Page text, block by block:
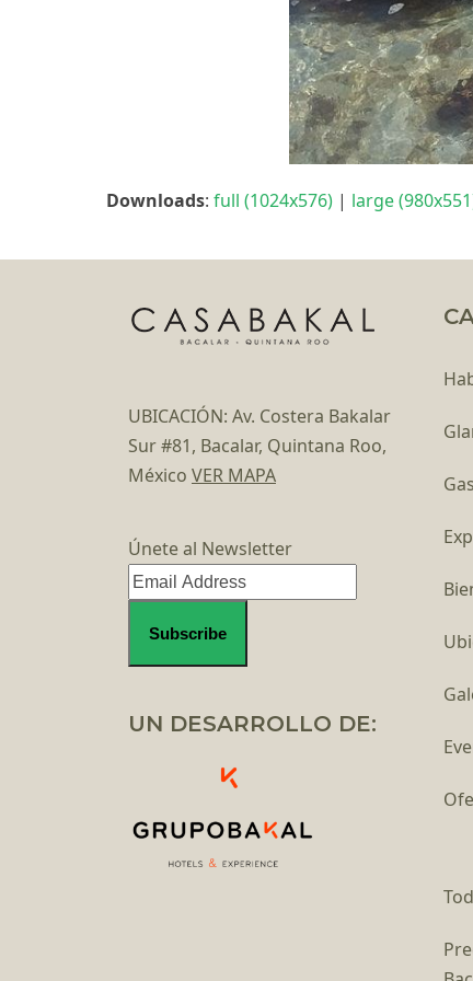
Downloads: full (1024x576) | large
UBICACIÓN: Av. Costera Bakalar
Sur #81, Bacalar, Quintana Roo,
México VER MAPA
Únete al Newsletter
UN DESARROLLO DE: